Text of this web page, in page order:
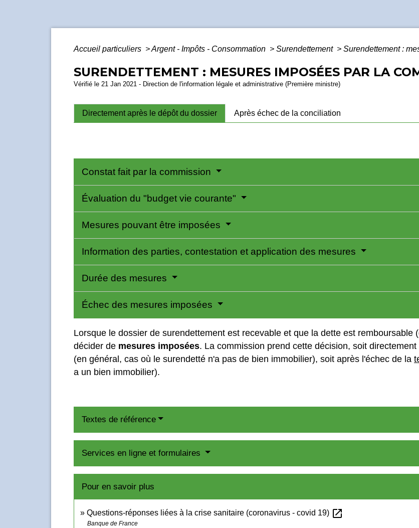
Accueil particuliers >Argent - Impôts - Consommation > Surendettement > Surendettement :
SURENDETTEMENT : MESURES IMPOSÉES PAR LA
Vérifié le 21 Jan 2021 - Direction de l'information légale et administrative (Première ministre)
Directement après le dépôt du dossier Après échec de la conciliation
Constat fait par la commission
Évaluation du "budget vie courante"
Mesures pouvant être imposées
Information des parties, contestation et application des mesures
Durée des mesures
Échec des mesures imposées
Lorsque le dossier de surendettement est recevable et que la dette est
décider de mesures imposées. La commission prend cette décision, soit
(en général, cas où le surendetté n'a pas de bien immobilier), soit après l'échec de la
a un bien immobilier).
Textes de référence
Services en ligne et formulaires
Pour en savoir plus
Questions-réponses liées à la crise sanitaire (coronavirus - covid 19) open_in_new
Banque de France